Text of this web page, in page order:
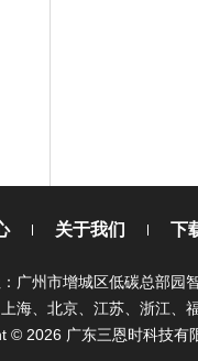
关于我们 下
广州市增城区低碳总部园
海、北京、江苏、浙江、
© 2026 广东三恩时科技